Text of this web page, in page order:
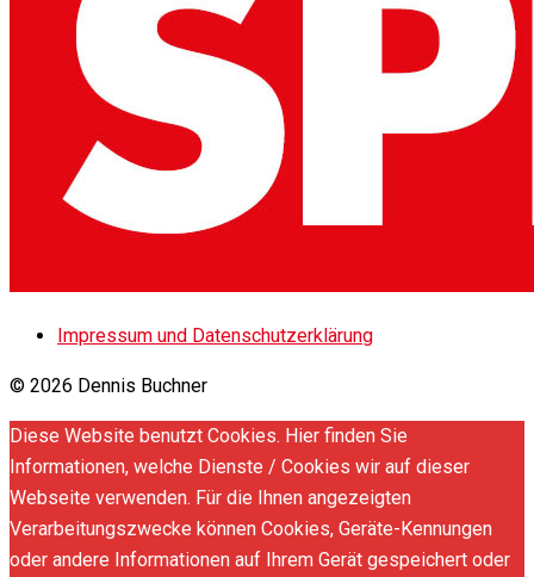
Impressum und Datenschutzerklärung
© 2026 Dennis Buchner
Diese Website benutzt Cookies. Hier finden Sie
Informationen, welche Dienste / Cookies wir auf dieser
Webseite verwenden. Für die Ihnen angezeigten
Verarbeitungszwecke können Cookies, Geräte-Kennungen
oder andere Informationen auf Ihrem Gerät gespeichert oder